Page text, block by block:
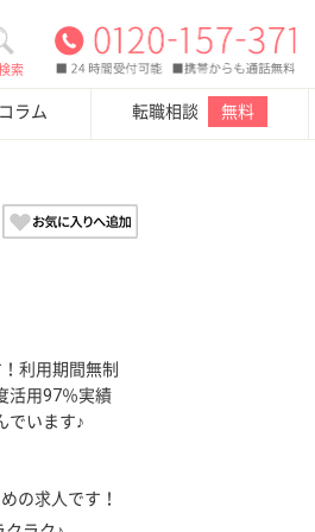
索
ラム 転職相談 無料
利用期間無制
活用97％実績
でいます♪
の求人です！